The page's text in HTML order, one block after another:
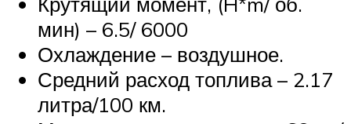
мин) – 6.5/ 6000
Охлаждение – воздушное.
Средний расход топлива – 2.17
литра/100 км.